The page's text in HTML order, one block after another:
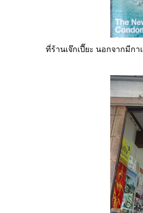
ที่ร้านเจ๊กเปี๊ยะ นอกจากมีก